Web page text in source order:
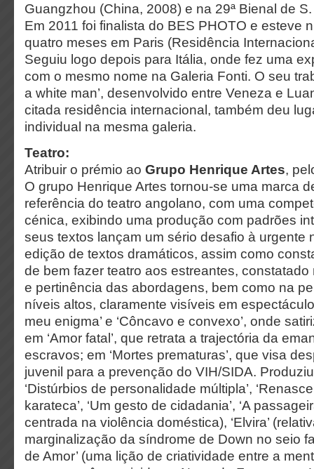
Guangzhou (China, 2008) e na 29ª Bienal de
Em 2011 foi finalista do BES PHOTO e esteve
quatro meses em Paris (Residência
Seguiu logo depois para Itália, onde fez uma
com o mesmo nome na Galeria Fonti. O seu
a white man’, desenvolvido entre Veneza e
citada residência internacional, também deu
individual na mesma galeria.
Teatro:
Atribuir o prémio ao Grupo Henrique Artes,
O grupo Henrique Artes tornou-se uma marca
referência do teatro angolano, com uma
cénica, exibindo uma produção com padrões
seus textos lançam um sério desafio à urgente
edição de textos dramáticos, assim como
de bem fazer teatro aos estreantes,
e pertinência das abordagens, bem como na
níveis altos, claramente visíveis em
meu enigma’ e ‘Côncavo e convexo’, onde
em ‘Amor fatal’, que retrata a trajectória da
escravos; em ‘Mortes prematuras’, que visa
juvenil para a prevenção do VIH/SIDA. Produziu
‘Distúrbios de personalidade múltipla’,
karateca’, ‘Um gesto de cidadania’, ‘A
centrada na violência doméstica), ‘Elvira’
marginalização da síndrome de Down no seio
de Amor’ (uma lição de criatividade entre a